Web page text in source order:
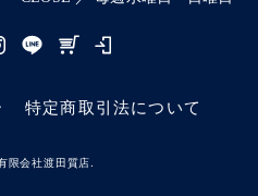
特定商取引法について
会社渡田質店.